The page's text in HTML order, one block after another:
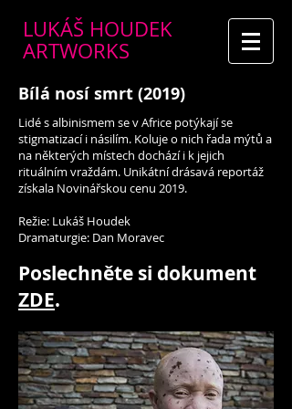
LUKÁŠ HOUDEK
ARTWORKS
Bílá nosí smrt (2019)
Lidé s albinismem se v Africe potýkají se
stigmatizací i násilím. Koluje o nich řada mýtů a
na některých místech dochází i k jejich
rituálním vraždám. Unikátní drásavá reportáž
získala Novinářskou cenu 2019.
Režie: Lukáš Houdek
Dramaturgie: Dan Moravec
Poslechněte si dokument
ZDE.